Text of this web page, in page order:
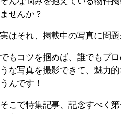
ませんか？
実はそれ、掲載中の写真に問
でもコツを掴めば、誰でもプ
うな写真を撮影できて、魅力
うんです！
そこで特集記事、記念すべく